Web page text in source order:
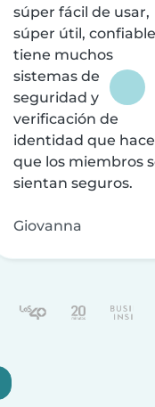
súper fácil de usar,
súper útil,
tiene muchos
sistemas de
seguridad y
verificación de
identidad que
que los miembros
sientan seguros.
Giovanna